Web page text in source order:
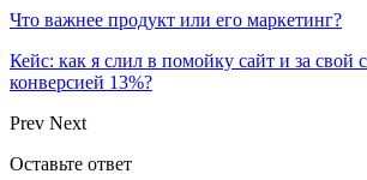
Что важнее продукт или его маркетинг?
Кейс: как я слил в помойку сайт и за свой
конверсией 13%?
Prev Next
Оставьте ответ